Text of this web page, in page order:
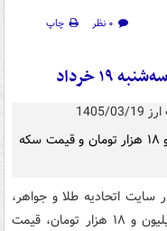
۰ نظر
چاپ
خرداد
در بازار آزاد قیمت طلای ۱۸عیار ۱۸ میلیون و ۱۸ هزار تومان و قیمت سکه
سایت اتحادیه طلا و جواهر،
هم‌اکنون قیمت طلای ۱۸عیار هر گرم ۱۸ میلیون و ۱۸ هزار تومان، قیمت